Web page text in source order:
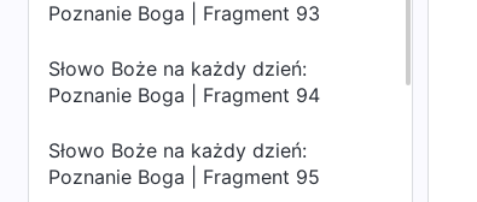
Poznanie Boga | Fragment 93
Słowo Boże na każdy dzień:
Poznanie Boga | Fragment 94
Słowo Boże na każdy dzień:
Poznanie Boga | Fragment 95